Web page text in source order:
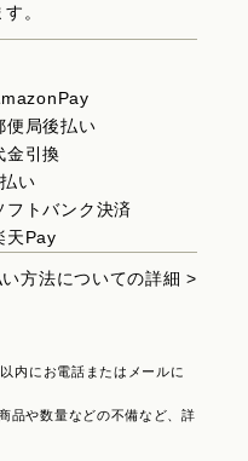
。
便局後払い
金引換
い
フトバンク決済
天Pay
方法についての詳細 >
内にお電話またはメールに
品や数量などの不備など、詳